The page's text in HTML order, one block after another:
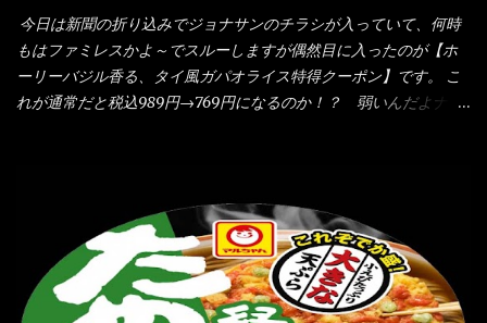
全体に馴染ませるために、箸で麺と具を持ち上げて・・・ ええや
ないかぁ～ モヤシが黒豆モヤシだから細身で熱を加えてもへた
りづらい！（緑豆モヤシだと太くて熱加えるとダラーっとなるん
だよ） それに細ストレート麺とモヤシが良いバランスで・・・
韮の緑と卵の黄色も相まって・・・映える...
みたら、これが凄くうまくすくえるんだよねぇ～（このスプーン
当たりだね） 今回新作のグラタンを頂きましたが、まずまずの美
味しさとダイソーのカレースプーンの。すくい上げ力の良さを再
度認識できました。
今日は新聞の折り込みでジョナサンのチラシが入っていて、何時
もはファミレスかよ～でスルーしますが偶然目に入ったのが【ホ
ーリーバジル香る、タイ風ガパオライス特得クーポン】です。 こ
れが通常だと税込989円→769円になるのか！？ 弱いんだよナァ
に行っても同じメニュー同じ味のファミレスには行きません。 最
近は、ステーキガストに試しに行ったぐらいです。（肉が喰いた
くて） しかし最近のファミレスは合理化が進み、店員さんもフロ
ア担当は2人程度しか居ないんだよねぇ～ それに注文はタッチパ
ネル！！ 凄いよなぁ～ 20年位前は、フロア担当だけでも5人は